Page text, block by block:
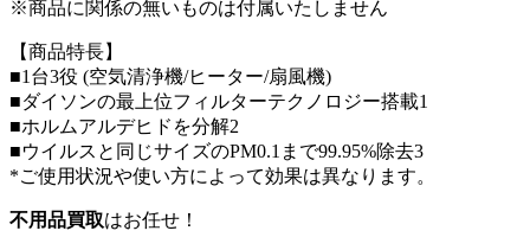
※商品に関係の無いものは付属いたしません
【商品特長】
■1台3役 (空気清浄機/ヒーター/扇風機)
■ダイソンの最上位フィルターテクノロジー搭載1
■ホルムアルデヒドを分解2
■ウイルスと同じサイズのPM0.1まで99.95%除去3
*ご使用状況や使い方によって効果は異なります。
不用品買取はお任せ！